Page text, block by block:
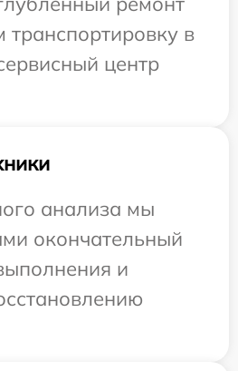
в
центр
анализа мы
окончательный
и